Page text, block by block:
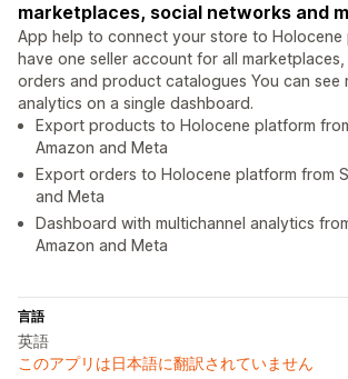
marketplaces, social networks and
App help to connect your store to Holocene
have one seller account for all marketplaces,
orders and product catalogues You can see
analytics on a single dashboard.
Export products to Holocene platform
Amazon and Meta
Export orders to Holocene platform from
and Meta
Dashboard with multichannel analytics
Amazon and Meta
言語
英語
このアプリは日本語に翻訳されていません